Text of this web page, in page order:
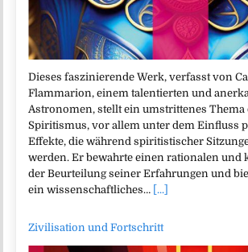
Dieses faszinierende Werk, verfasst von
Flammarion, einem talentierten und
Astronomen, stellt ein umstrittenes Thema
Spiritismus, vor allem unter dem Einfluss
Effekte, die während spiritistischer
werden. Er bewahrte einen rationalen und
der Beurteilung seiner Erfahrungen und
ein wissenschaftliches… [...]
Zivilisation und Fortschritt